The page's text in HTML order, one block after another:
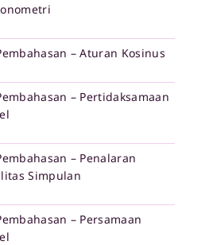
– Aturan Kosinus
– Pertidaksamaan
– Penalaran
Simpulan
– Persamaan